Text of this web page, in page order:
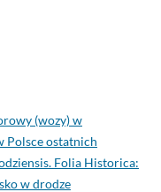
(wozy) w
Polsce ostatnich
Folia Historica:
w drodze